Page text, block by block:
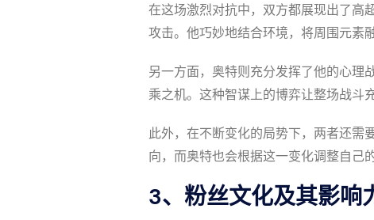
在这场激烈对抗中，双方都展现出了高
攻击。他巧妙地结合环境，将周围元素
另一方面，奥特则充分发挥了他的心理
乘之机。这种智谋上的博弈让整场战斗
此外，在不断变化的局势下，两者还需
向，而奥特也会根据这一变化调整自己
3、粉丝文化及其影响